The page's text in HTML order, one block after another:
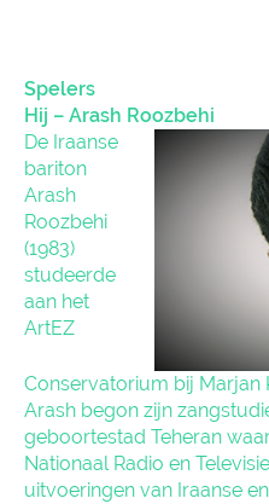
Spelers
Hij – Arash Roozbehi
De Iraanse
bariton
Arash
Roozbehi
(1983)
studeerde
aan het
ArtEZ
Conservatorium bij Marjan
Arash begon zijn
geboortestad Teheran
Nationaal Radio en
uitvoeringen van Iraanse